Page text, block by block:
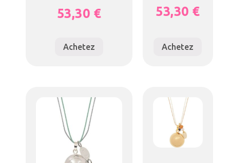
53,30 €
Achetez
53,30 €
Achetez